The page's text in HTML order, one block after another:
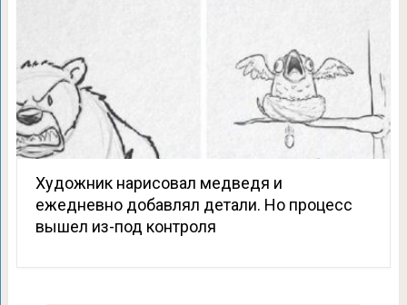
Художник нарисовал медведя и
ежедневно добавлял детали. Но процесс
вышел из-под контроля